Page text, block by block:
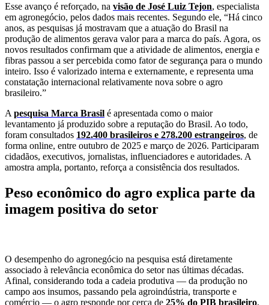
Esse avanço é reforçado, na visão de José Luiz Tejon, especialista
em agronegócio, pelos dados mais recentes. Segundo ele, “Há cinco
anos, as pesquisas já mostravam que a atuação do Brasil na
produção de alimentos gerava valor para a marca do país. Agora, os
novos resultados confirmam que a atividade de alimentos, energia e
fibras passou a ser percebida como fator de segurança para o mundo
inteiro. Isso é valorizado interna e externamente, e representa uma
constatação internacional relativamente nova sobre o agro
brasileiro.”
A pesquisa Marca Brasil é apresentada como o maior
levantamento já produzido sobre a reputação do Brasil. Ao todo,
foram consultados 192.400 brasileiros e 278.200 estrangeiros, de
forma online, entre outubro de 2025 e março de 2026. Participaram
cidadãos, executivos, jornalistas, influenciadores e autoridades. A
amostra ampla, portanto, reforça a consistência dos resultados.
Peso econômico do agro explica parte da
imagem positiva do setor
O desempenho do agronegócio na pesquisa está diretamente
associado à relevância econômica do setor nas últimas décadas.
Afinal, considerando toda a cadeia produtiva — da produção no
campo aos insumos, passando pela agroindústria, transporte e
comércio — o agro responde por cerca de 25% do PIB brasileiro,